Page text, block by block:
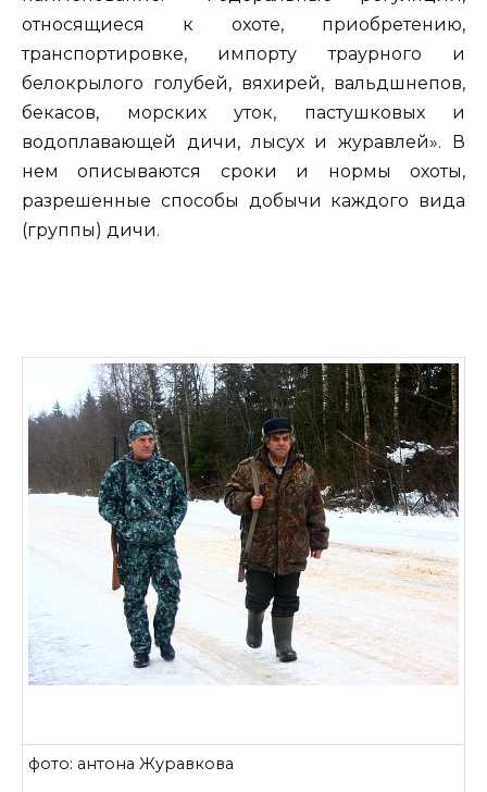
относящиеся к охоте, приобретению,
транспортировке, импорту траурного и
белокрылого голубей, вяхирей, вальдшнепов,
бекасов, морских уток, пастушковых и
водоплавающей дичи, лысух и журавлей». В
нем описываются сроки и нормы охоты,
разрешенные способы добычи каждого вида
(группы) дичи.
фото: антона Журавкова